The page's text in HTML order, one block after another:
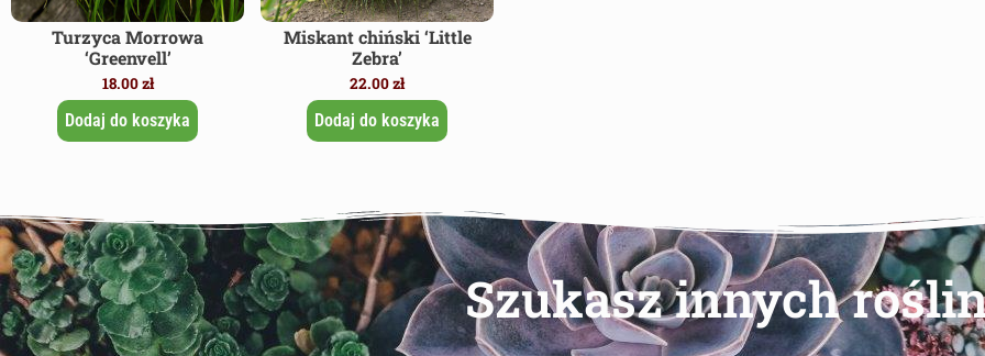
Turzyca Morrowa
‘Greenvell’
18.00zł
Dodaj do koszyka
Miskant chiński ‘Little
Zebra’
22.00zł
Dodaj do koszyka
Szukasz innych